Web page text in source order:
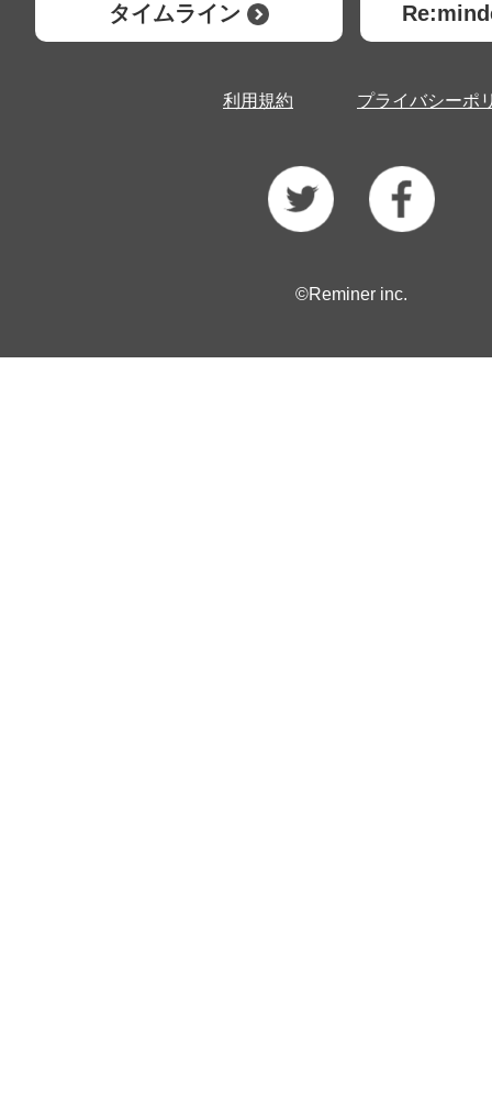
タイムライン
利用規約 プライバシーポ
©Reminer inc.